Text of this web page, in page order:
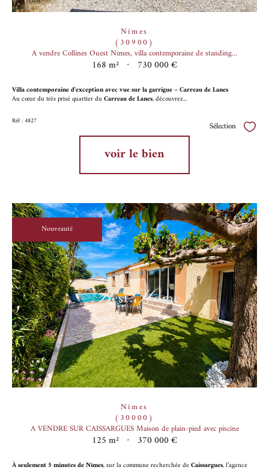
Nîmes
(30900)
A vendre Collines Ouest Nimes, villa contemporaine de standing...
168 m² - 730 000 €
Villa contemporaine d'exception avec vue sur la garrigue – Carreau de Lanes
Au cœur du très prisé quartier du Carreau de Lanes, découvrez...
Réf : 4827 Sélection
voir le bien
Nouveauté
Nîmes
(30000)
A VENDRE SUR CAISSARGUES Maison de plain-pied avec piscine
125 m² - 370 000 €
À seulement 5 minutes de Nîmes, sur la commune recherchée de Caissargues, l’agence